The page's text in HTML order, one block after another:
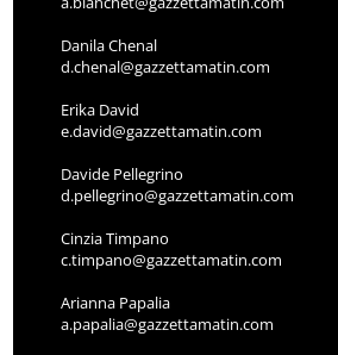
Danila Chenal
d.chenal@gazzettamatin.com
Erika David
e.david@gazzettamatin.com
Davide Pellegrino
d.pellegrino@gazzettamatin.com
Cinzia Timpano
c.timpano@gazzettamatin.com
Arianna Papalia
a.papalia@gazzettamatin.com